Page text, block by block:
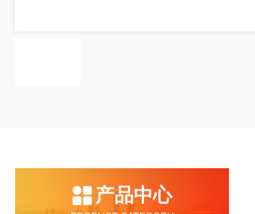
产品中心